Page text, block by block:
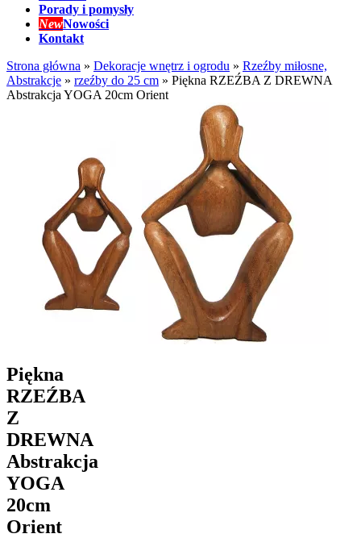
Porady i pomysły
NewNowości
Kontakt
Strona główna » Dekoracje wnętrz i ogrodu » Rzeźby miłosne,
Abstrakcje » rzeźby do 25 cm » Piękna RZEŹBA Z DREWNA
Abstrakcja YOGA 20cm Orient
Piękna
RZEŹBA
Z
DREWNA
Abstrakcja
YOGA
20cm
Orient